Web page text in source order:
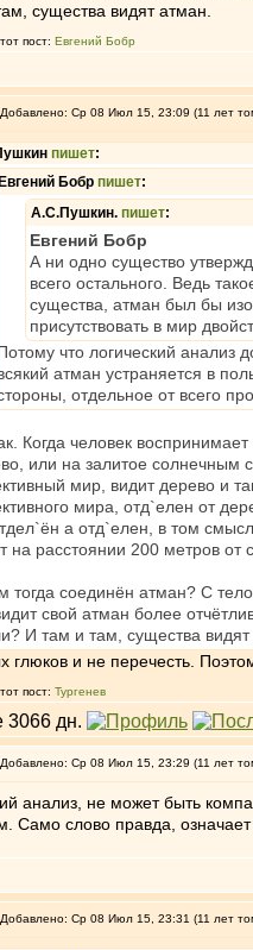
существа видят атман.
пост: Евгений Бобр
Добавлено: Ср 08 Июл 15, 23:09 (11 лет
пишет:
Евгений Бобр пишет:
А.С.Пушкин. пишет:
Евгений Бобр
А ни одно существо
всего остального. Ведь
существа, атман был бы
присутствовать в мир
что логический анализ
атман устраняется в
отдельное от всего
Когда человек
или на залитое солнечным
мир, видит дерево и
мира, отд`елен от
а отд`елен, в том
на расстоянии 200 метров от
тогда соединён атман? С
свой атман более
И там и там, существа
глюков и не перечесть.
пост: Тургенев
Добавлено: Ср 08 Июл 15, 23:29 (11 лет
анализ, не может быть
Само слово правда,
Добавлено: Ср 08 Июл 15, 23:31 (11 лет